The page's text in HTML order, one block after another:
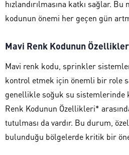
hızlandırılmasına katkı sağlar. Bu
kodunun önemi her geçen gün
Mavi Renk Kodunun
Mavi renk kodu, sprinkler
kontrol etmek için önemli bir role
genellikle soğuk su sistemlerinde
Renk Kodunun Özellikleri*
tutulması da vardır. Bu durum,
bulunduğu bölgelerde kritik bir